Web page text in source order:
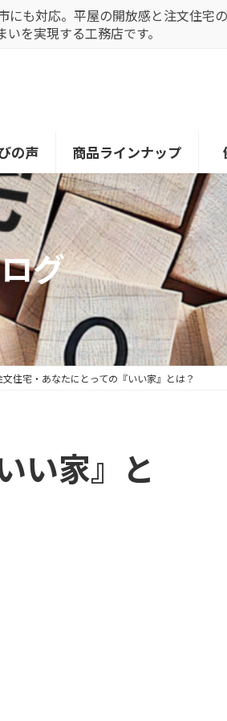
も対応。平屋の開放感と注文住宅
を実現する工務店です。
の声 商品ラインナップ
グ
文住宅・あなたにとっての『いい家』とは？
い家』と